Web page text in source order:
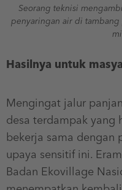
Seorang teknisi
penyaringan air di
Hasilnya untuk
Mengingat jalur
desa terdampak yang
bekerja sama dengan
upaya sensitif ini.
Badan Ekovillage